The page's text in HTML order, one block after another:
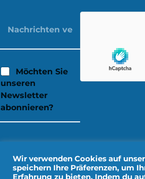
Möchten Sie
unseren
Newsletter
abonnieren?
Wir verwenden Cookies auf
speichern Ihre Präferenzen, um
Erfahrung zu bieten. Indem du